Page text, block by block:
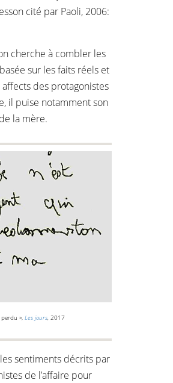
cité par Paoli, 2006:
cherche à combler les
sur les faits réels et
des protagonistes
il puise notamment son
la mère.
», Les jours, 2017
sentiments décrits par
de l’affaire pour